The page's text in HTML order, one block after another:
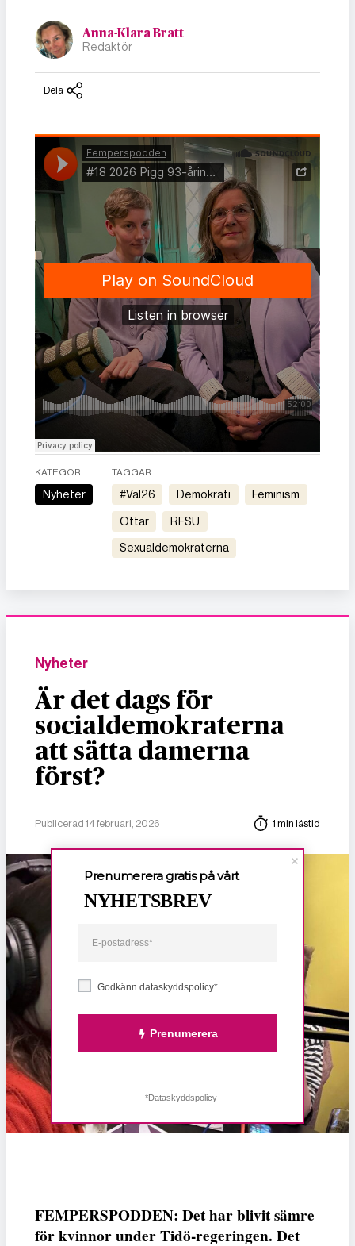
Anna-Klara Bratt
Redaktör
Dela
KATEGORI
Nyheter
TAGGAR
#val26 demokrati feminism
ottar RFSU
sexualdemokraterna
Nyheter
Är det dags för
socialdemokraterna
att sätta damerna
först?
Publicerad 14 februari, 2026 1 min lästid
FEMPERSPODDEN: Det har blivit sämre
för kvinnor under Tidö-regeringen. Det
Godkänn dataskyddspolicy*
Prenumerera
Prenumerera gratis på vårt
NYHETSBREV
*Dataskyddspolicy